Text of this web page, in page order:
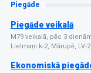
Piegāde
Piegāde veikalā
M79 veikalā, pēc 3
Lielmaņi k-2, Mārupē, LV-
Ekonomiskā